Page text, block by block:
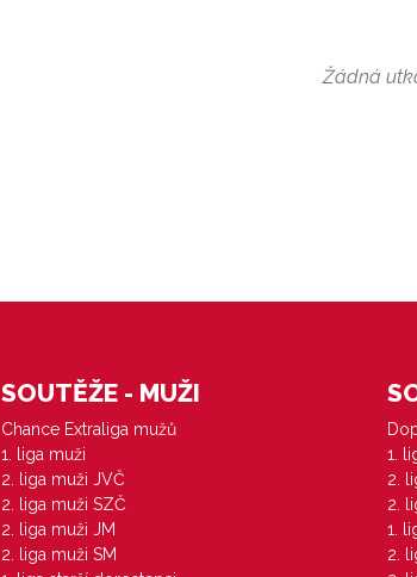
Žádná
SOUTĚŽE - MUŽI
Chance Extraliga mužů
1. liga muži
2. liga muži JVČ
2. liga muži SZČ
2. liga muži JM
2. liga muži SM
1.
2.
2.
1.
2.